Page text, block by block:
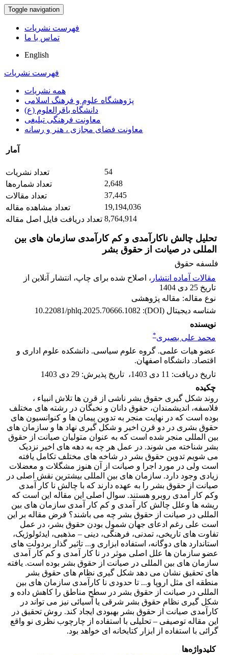
Toggle navigation
فهرست نشریات
تماس با ما
English
فهرست نشریات
همه نشریات
پژوهشگاه علوم و فرهنگ اسلامی
دانشگاه باقرالعلوم (ع)
معاونت فرهنگی تبلیغی
معاونت فضای مجازی ، هنر و رسانه
آمار
تعداد نشریات
54
تعداد شماره‌ها
2,648
تعداد مقالات
37,445
تعداد مشاهده مقاله
19,194,036
تعداد دریافت فایل اصل مقاله 8,764,914
تحلیل چالش ناکارآمدی و کم کارآمدی سازمان های بین
المللی در صیانت از حقوق بشر
فلسفه حقوق
مقالات آماده انتشار ، اصلاح شده برای چاپ، انتشار آنلاین از
تاریخ 25 دی 1404
نوع مقاله: مقاله پژوهشی
شناسه دیجیتال (DOI):
10.22081/phlq.2025.70666.1082
نویسنده
محمد علی بصیری*
عضو هیات علمی. گروه علوم سیاسی. دانشکده علوم‌ اداری و
اقتصاد. دانشگاه اصفهان.
تاریخ دریافت: 11 دی 1403 ، تاریخ پذیرش: 29 دی 1403
چکیده
روند شکل گیری حقوق بشر ناشی از قرن ها تلاش انبیاء ،
فلاسفه، اندیشمندان، حقوق دانان و نخبگان در رشته های مختلف
بوده است که در نهایت منجر به تدوین پیمان ها و کنوانسیون های
حقوق بشری در دو قرن اخیر و شکل گیری نهاد ها و سازمان های
بین المللی منجر شده است که به عنوان متولیان صیانت از حقوق
بشر شناخته می شوند. در عمل هر چه به دهه های اخیر نزدیک
می شویم تدوین حقوق بشر در شاخه های مختلف تکامل یافته
است ولی در مورد اجرا و صیانت از آن هنوز مشگلات و معضلات
زیادی وجود دارد. سازمان های بین المللی بیشترین نقش اصلی در
صیانت از حقوق بشر را به عهده دارند که با چالش نا کار آمدی
وکم کار آمدی روبرو هستند. سوال اصلی این مقاله این است که
ریشه ها وعلل چالش کار آمدی و کم کار آمدی سازمان های بین
المللی در صیانت از حقوق بشر چه می باشند؟ فرض مقاله بر این
است علی رغم ادعای جهان شمول بودن حقوق بشر، در عمل
تفاوت های تاریخی، تمدنی، فرهنگی، دینی – مذهبی، ایدئولوژیک،
استاندارد های دوگانه، استفاده ابزاری و... تاثیر گذار بردولت های
عضو سازمان ها علل اصلی موثر در نا کار آمدی و کم کار آمدی
سازمان های بین المللی در صیانت از حقوق بشر بوده است. یافته
های تحقیق نشان می دهد شکل گیری نظام های حقوق بشر
منطقه ای مثل اروپا و... تا حدودی نا کارآمدی سازمان های بین
المللی در صیانت از حقوق بشر در سطح مناطق را کاهش داده و
شکل گیری نظام حقوق بشر شرقی یا آسیائی نیز می تواند در
کارآمدی صیانت از حقوق بشر بهبودی ایجاد کند. روش تحقیق در
این مقاله توصیفی – تحلیلی با استفاده از چارچوب نظری نو واقع
گرائی با استفاده از ابزار کتابخانه ای خواهد بود.
کلیدواژه‌ها